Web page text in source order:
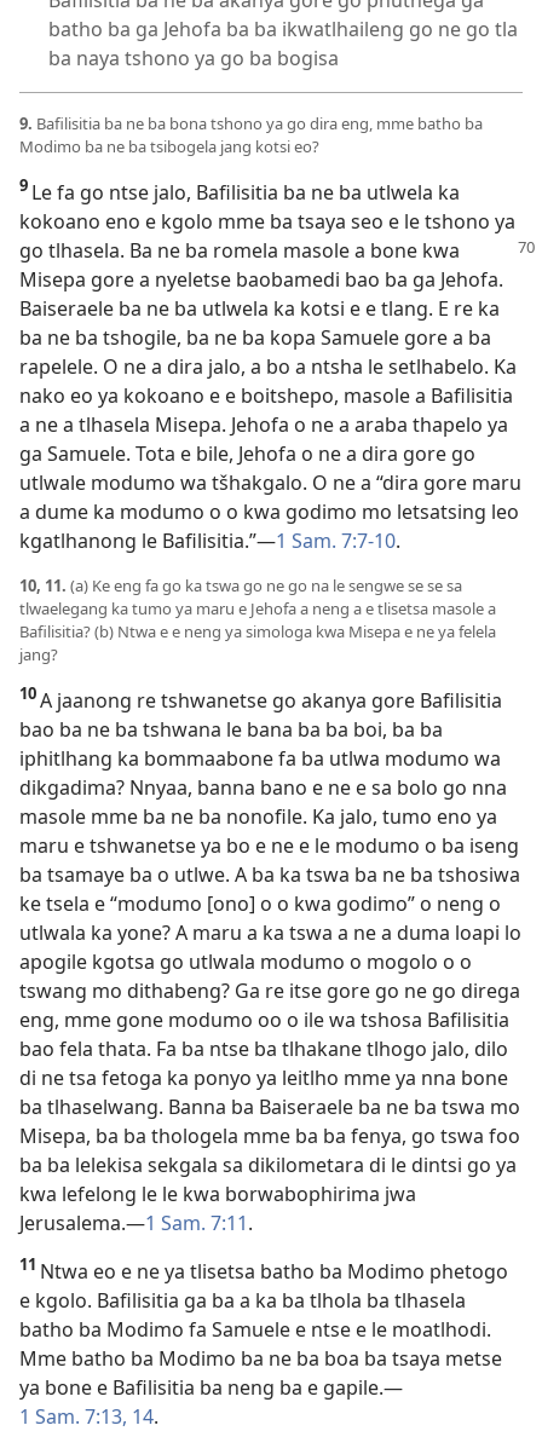
batho ba ga Jehofa ba ba ikwatlhaileng go ne go tla
ba naya tshono ya go ba bogisa
9. Bafilisitia ba ne ba bona tshono ya go dira eng, mme batho ba
Modimo ba ne ba tsibogela jang kotsi eo?
9 Le fa go ntse jalo, Bafilisitia ba ne ba utlwela ka
kokoano eno e kgolo mme ba tsaya seo e le tshono ya
go tlhasela. Ba ne ba romela masole a bone kwa
Misepa gore a nyeletse baobamedi bao ba ga Jehofa.
Baiseraele ba ne ba utlwela ka kotsi e e tlang. E re ka
ba ne ba tshogile, ba ne ba kopa Samuele gore a ba
rapelele. O ne a dira jalo, a bo a ntsha le setlhabelo. Ka
nako eo ya kokoano e e boitshepo, masole a Bafilisitia
a ne a tlhasela Misepa. Jehofa o ne a araba thapelo ya
ga Samuele. Tota e bile, Jehofa o ne a dira gore go
utlwale modumo wa tšhakgalo. O ne a “dira gore maru
a dume ka modumo o o kwa godimo mo letsatsing leo
kgatlhanong le Bafilisitia.”—1 Sam. 7:7-10.
10, 11. (a) Ke eng fa go ka tswa go ne go na le sengwe se se sa
tlwaelegang ka tumo ya maru e Jehofa a neng a e tlisetsa masole a
Bafilisitia? (b) Ntwa e e neng ya simologa kwa Misepa e ne ya felela
jang?
10A jaanong re tshwanetse go akanya gore Bafilisitia
bao ba ne ba tshwana le bana ba ba boi, ba ba
iphitlhang ka bommaabone fa ba utlwa modumo wa
dikgadima? Nnyaa, banna bano e ne e sa bolo go nna
masole mme ba ne ba nonofile. Ka jalo, tumo eno ya
maru e tshwanetse ya bo e ne e le modumo o ba iseng
ba tsamaye ba o utlwe. A ba ka tswa ba ne ba tshosiwa
ke tsela e “modumo [ono] o o kwa godimo” o neng o
utlwala ka yone? A maru a ka tswa a ne a duma loapi lo
apogile kgotsa go utlwala modumo o mogolo o o
tswang mo dithabeng? Ga re itse gore go ne go direga
eng, mme gone modumo oo o ile wa tshosa Bafilisitia
bao fela thata. Fa ba ntse ba tlhakane tlhogo jalo, dilo
di ne tsa fetoga ka ponyo ya leitlho mme ya nna bone
ba tlhaselwang. Banna ba Baiseraele ba ne ba tswa mo
Misepa, ba ba thologela mme ba ba fenya, go tswa foo
ba ba lelekisa sekgala sa dikilometara di le dintsi go ya
kwa lefelong le le kwa borwabophirima jwa
Jerusalema.—1 Sam. 7:11.
11 Ntwa eo e ne ya tlisetsa batho ba Modimo phetogo
e kgolo. Bafilisitia ga ba a ka ba tlhola ba tlhasela
batho ba Modimo fa Samuele e ntse e le moatlhodi.
Mme batho ba Modimo ba ne ba boa ba tsaya metse
ya bone e Bafilisitia ba neng ba e gapile.—
1 Sam. 7:13, 14.